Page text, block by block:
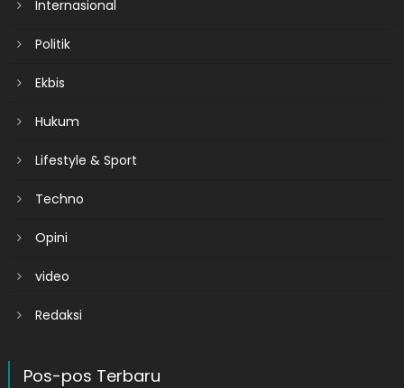
Internasional
Politik
Ekbis
Hukum
Lifestyle & Sport
Techno
Opini
video
Redaksi
Pos-pos Terbaru